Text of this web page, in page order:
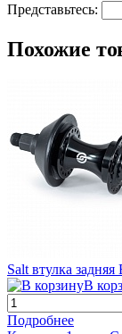
Представьтесь:
Похожие
Salt втулка
В
Подробнее